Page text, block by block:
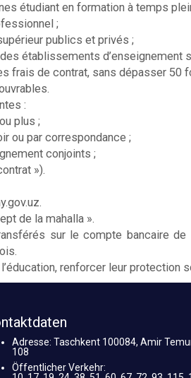
étudiant en formation à temps
;
publics et privés ;
établissements
frais de contrat, sans dépasser 50
:
plus ;
ou par correspondance ;
conjoints ;
»).
de la mahalla ».
sur le compte bancaire de
renforcer leur protection
Adresse: Taschkent 100084, Amir
108
Öffentlicher Verkehr: